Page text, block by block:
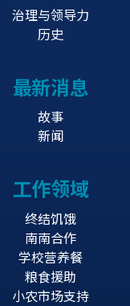
治理与领导力
历史
最新消息
故事
新闻
工作领域
终结饥饿
南南合作
学校营养餐
粮食援助
小农市场支持